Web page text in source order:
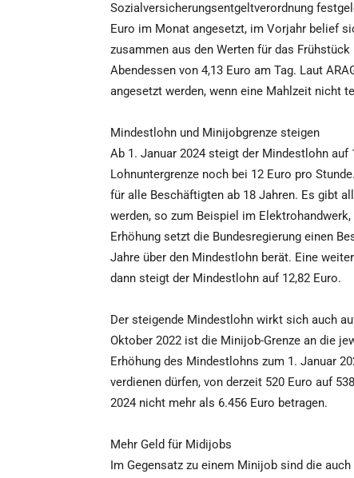
Sozialversicherungsentgeltverordnung
Euro im Monat angesetzt, im Vorjahr belief
zusammen aus den Werten für das
Abendessen von 4,13 Euro am Tag. Laut
angesetzt werden, wenn eine Mahlzeit nicht
Mindestlohn und Minijobgrenze steigen
Ab 1. Januar 2024 steigt der Mindestlohn
Lohnuntergrenze noch bei 12 Euro pro
für alle Beschäftigten ab 18 Jahren. Es gibt
werden, so zum Beispiel im
Erhöhung setzt die Bundesregierung einen
Jahre über den Mindestlohn berät. Eine
dann steigt der Mindestlohn auf 12,82 Euro.
Der steigende Mindestlohn wirkt sich auch
Oktober 2022 ist die Minijob-Grenze an die
Erhöhung des Mindestlohns zum 1. Januar
verdienen dürfen, von derzeit 520 Euro auf
2024 nicht mehr als 6.456 Euro betragen.
Mehr Geld für Midijobs
Im Gegensatz zu einem Minijob sind die